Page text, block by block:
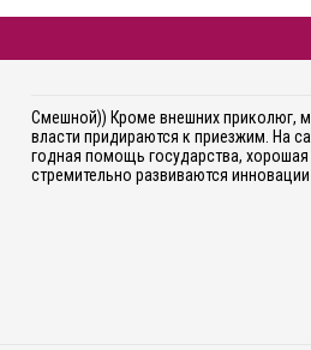
Смешной)) Кроме внешних приколюг,
власти придираются к приезжим. На
годная помощь государства,
стремительно развиваются